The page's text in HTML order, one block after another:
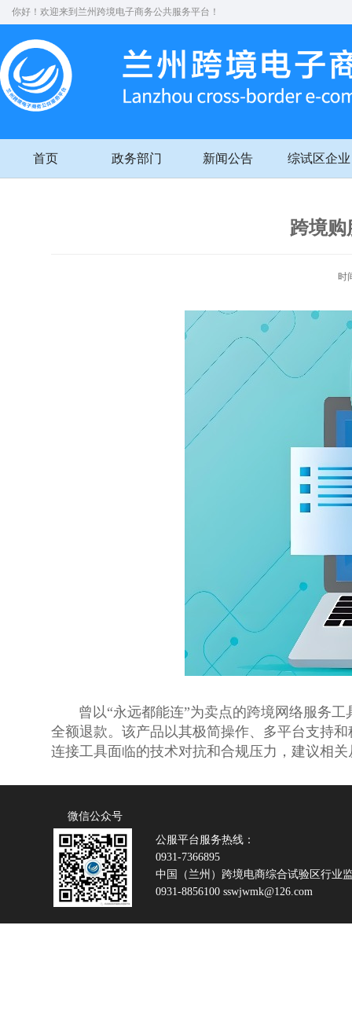
你好！欢迎来到兰州跨境电子商务公共服务平台！
首页 政务部门 新闻公告 综试区企业
跨境购
时
曾以“永远都能连”为卖点的跨境网络服务工
全额退款。该产品以其极简操作、多平台支持
连接工具面临的技术对抗和合规压力，建议相
微信公众号
公服平台服务热线：
0931-7366895
中国（兰州）跨境电商综合试验区行业
0931-8856100 sswjwmk@126.com